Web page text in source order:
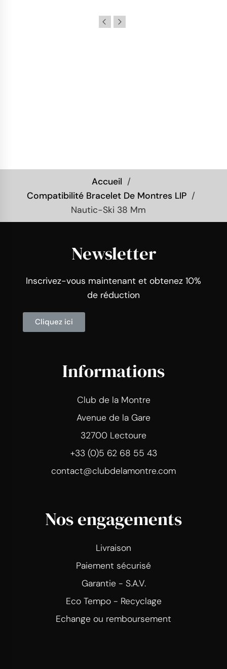
Accueil
Compatibilité Bracelet De Montres LIP
Nautic-Ski 38 Mm
Newsletter
Inscrivez-vous maintenant et obtenez 10%
de réduction
Cliquez ici
Informations
Club de la Montre
Avenue de la Gare
32700 Lectoure
+33 (0)5 62 68 55 43
contact@clubdelamontre.com
Nos engagements
Livraison
Paiement sécurisé
Garantie - S.A.V.
Eco Tempo - Recyclage
Echange ou remboursement